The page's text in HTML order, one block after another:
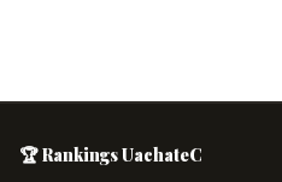
🏆 Rankings UachateC